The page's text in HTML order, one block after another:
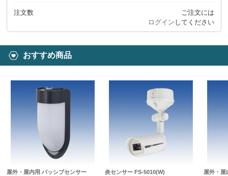
注文数
ご注文には
ログイン してください
おすすめ商品
屋外・屋内用 パッシブセンサー
炎センサー FS-5010(W)
屋外・屋